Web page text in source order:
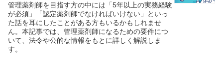
管理薬剤師を目指す方の中には「5年以上の実務経験
が必須」「認定薬剤師でなければいけない」といっ
た話を耳にしたことがある方もいるかもしれませ
ん。本記事では、管理薬剤師になるための要件につ
いて、法令や公的な情報をもとに詳しく解説しま
す。